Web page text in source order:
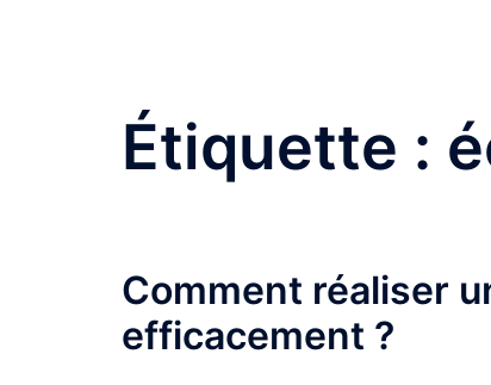
Étiquette :
Comment réaliser
efficacement ?